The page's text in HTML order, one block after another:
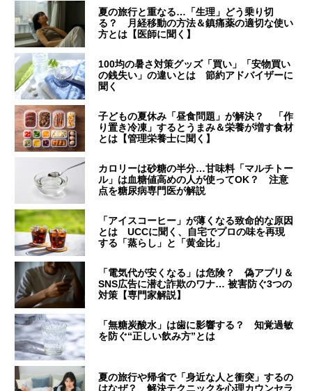
夏の旅行と重なる…「生理」どう乗り切
る？ 月経移動の方法＆鎮痛薬の適切な使い
方とは【医師に聞く】
100均の暑さ対策グッズ「買い」「安物買い
の銭失い」の違いとは 節約アドバイザーに
聞く
子どもの夏休み「昼食問題」が解決？ 「作
り置き冷凍」するとうまみ＆栄養が増す食材
とは【管理栄養士に聞く】
カロリーは砂糖の半分…甘味料「マルチトー
ル」は血糖値高めの人が使ってOK？ 注意
点を糖尿病専門医が解説
「アイスコーヒー」が薄くなる致命的な原因
とは UCCに聞く、自宅でプロの味を再現
する「蒸らし」と「黄金比」
「電気代が安くなる」は危険？ 偽アプリ＆
SNS広告に潜む詐欺のワナ… 被害防ぐ3つの
対策【専門家解説】
「無糖炭酸水」は歯に影響する？ 知覚過敏
を防ぐ“正しい飲み方”とは
夏の旅行や帰省で「身近な人と衝突」するの
はなぜ？ 解決テクニックを心理カウンセラ